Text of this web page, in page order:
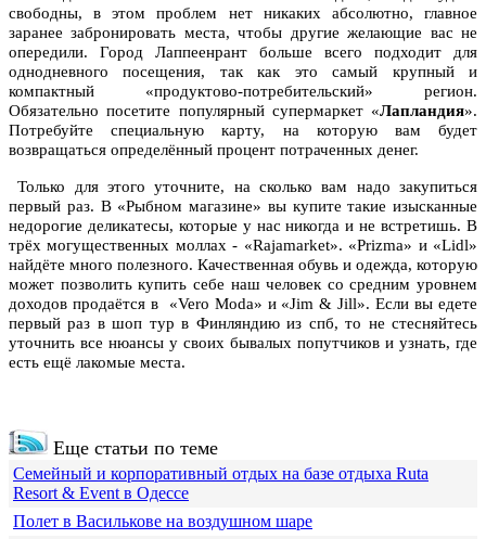
свободны, в этом проблем нет никаких абсолютно, главное
заранее забронировать места, чтобы другие желающие вас не
опередили. Город Лаппеенрант больше всего подходит для
однодневного посещения, так как это самый крупный и
компактный «продуктово-потребительский» регион.
Обязательно посетите популярный супермаркет «Лапландия».
Потребуйте специальную карту, на которую вам будет
возвращаться определённый процент потраченных денег.
Только для этого уточните, на сколько вам надо закупиться
первый раз. В «Рыбном магазине» вы купите такие изысканные
недорогие деликатесы, которые у нас никогда и не встретишь. В
трёх могущественных моллах - «Rajamarket». «Prizma» и «Lidl»
найдёте много полезного. Качественная обувь и одежда, которую
может позволить купить себе наш человек со средним уровнем
доходов продаётся в «Vero Moda» и «Jim & Jill». Если вы едете
первый раз в шоп тур в Финляндию из спб, то не стесняйтесь
уточнить все нюансы у своих бывалых попутчиков и узнать, где
есть ещё лакомые места.
Еще статьи по теме
Семейный и корпоративный отдых на базе отдыха Ruta
Resort & Event в Одессе
Полет в Василькове на воздушном шаре